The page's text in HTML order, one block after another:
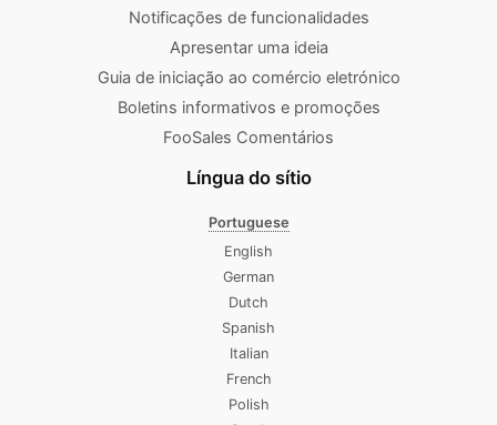
Notificações de funcionalidades
Apresentar uma ideia
Guia de iniciação ao comércio eletrónico
Boletins informativos e promoções
FooSales Comentários
Língua do sítio
Portuguese
English
German
Dutch
Spanish
Italian
French
Polish